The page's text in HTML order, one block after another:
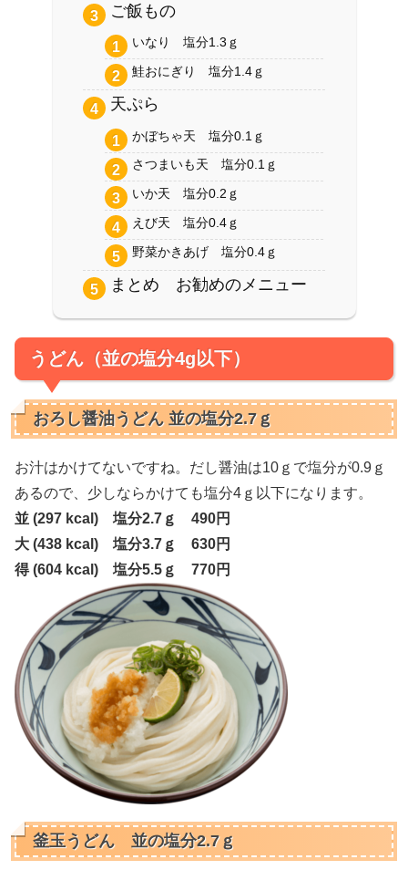
ご飯もの
いなり 塩分1.3ｇ
鮭おにぎり 塩分1.4ｇ
天ぷら
かぼちゃ天 塩分0.1ｇ
さつまいも天 塩分0.1ｇ
いか天 塩分0.2ｇ
えび天 塩分0.4ｇ
野菜かきあげ 塩分0.4ｇ
まとめ お勧めのメニュー
うどん（並の塩分4g以下）
おろし醤油うどん 並の塩分2.7ｇ
お汁はかけてないですね。だし醤油は10ｇで塩分が0.9ｇ
あるので、少しならかけても塩分4ｇ以下になります。
並 (297 kcal) 塩分2.7ｇ 490円
大 (438 kcal) 塩分3.7ｇ 630円
得 (604 kcal) 塩分5.5ｇ 770円
釜玉うどん 並の塩分2.7ｇ